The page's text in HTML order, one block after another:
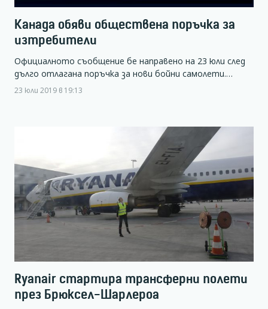
Канада обяви обществена поръчка за
изтребители
Официалното съобщение бе направено на 23 юли след
дълго отлагана поръчка за нови бойни самолети.…
23 юли 2019 в 19:13
Ryanair стартира трансферни полети
през Брюксел-Шарлероа